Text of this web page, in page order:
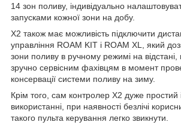
14 зон поливу, індивідуально
запусками кожної зони на добу.
X2 також має можливість підключити
управління ROAM KIT і ROAM XL, який
зони поливу в ручному режимі на
зручно сервісним фахівцям в момент
консервації системи поливу на зиму.
Крім того, сам контролер X2 дуже простий
використанні, при наявності безлічі
такого пульта керування легко звикнути.